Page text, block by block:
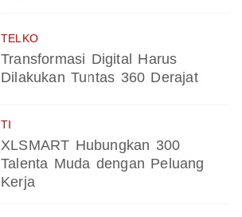
TELKO
Transformasi Digital Harus
Dilakukan Tuntas 360 Derajat
TI
XLSMART Hubungkan 300
Talenta Muda dengan Peluang
Kerja